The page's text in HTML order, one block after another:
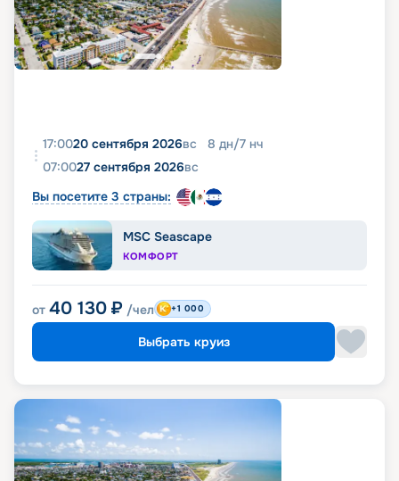
17:0020 сентября 2026вс 8 дн/7 нч
07:0027 сентября 2026вс
Вы посетите 3 страны:
MSC Seascape
КОМФОРТ
от 40 130 ₽ /чел +1 000
Выбрать круиз